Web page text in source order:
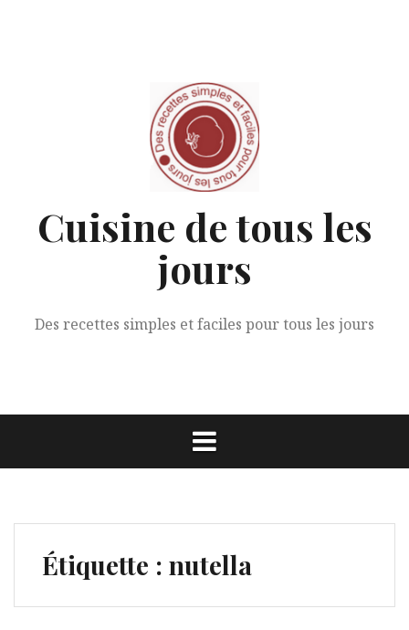
Cuisine de tous les
jours
Des recettes simples et faciles pour tous les jours
Étiquette : nutella